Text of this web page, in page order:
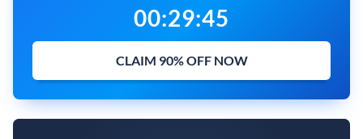
00:29:44
CLAIM 90% OFF NOW